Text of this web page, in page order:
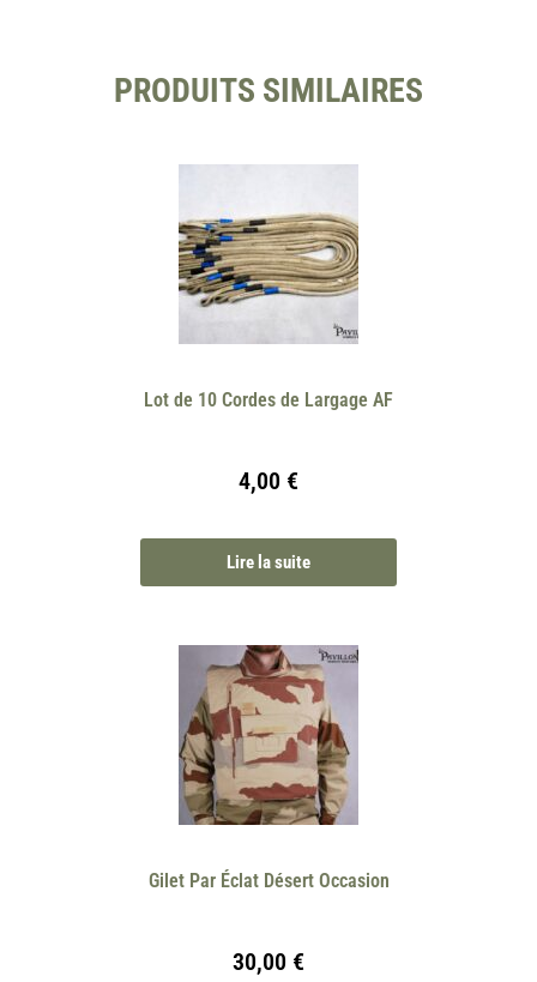
PRODUITS SIMILAIRES
Lot de 10 Cordes de Largage AF
4,00 €
Lire la suite
Gilet Par Éclat Désert Occasion
30,00 €